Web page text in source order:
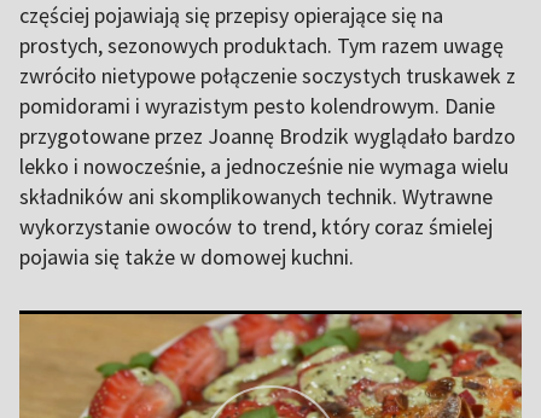
częściej pojawiają się przepisy opierające się na
prostych, sezonowych produktach. Tym razem uwagę
zwróciło nietypowe połączenie soczystych truskawek z
pomidorami i wyrazistym pesto kolendrowym. Danie
przygotowane przez Joannę Brodzik wyglądało bardzo
lekko i nowocześnie, a jednocześnie nie wymaga wielu
składników ani skomplikowanych technik. Wytrawne
wykorzystanie owoców to trend, który coraz śmielej
pojawia się także w domowej kuchni.